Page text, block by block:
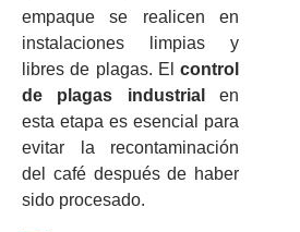
empaque se realicen en
instalaciones limpias y
libres de plagas. Elcontrol
de plagas industrial
en
esta etapa es esencial para
evitar la recontaminación
del café después de haber
sido procesado.